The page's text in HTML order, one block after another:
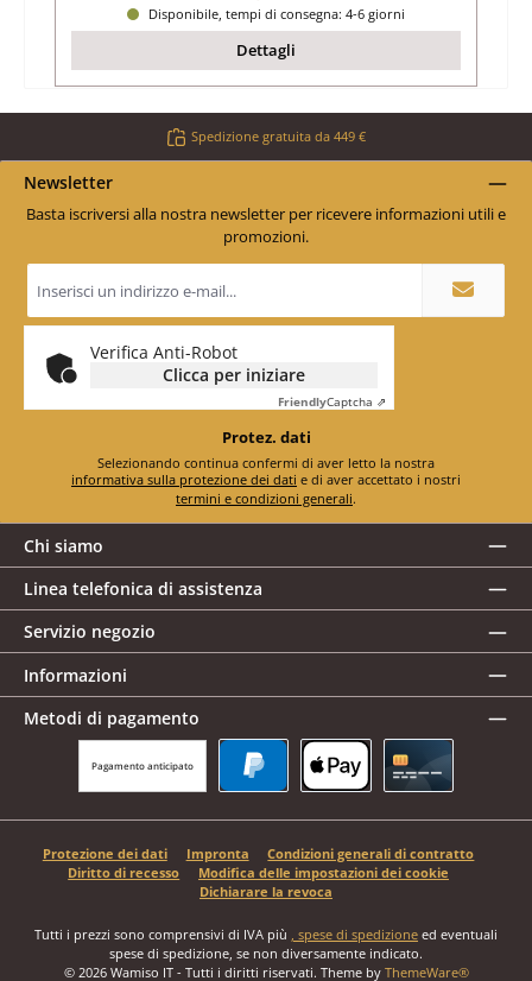
Disponibile, tempi di consegna: 4-6 giorni
Dettagli
Spedizione gratuita da 449 €
Newsletter
Basta iscriversi alla nostra newsletter per ricevere informazioni utili e
promozioni.
e-
mail
*
Verifica Anti-Robot
Clicca per iniziare
FriendlyCaptcha ⇗
Protez. dati
informativa sulla protezione dei dati
termini e condizioni generali.
Chi siamo
Linea telefonica di assistenza
Servizio negozio
Informazioni
Metodi di pagamento
Pagamento anticipato
Protezione dei dati Impronta
Condizioni generali di contratto
Diritto di recesso
Modifica delle impostazioni dei cookie
Dichiarare la revoca
Tutti i prezzi sono comprensivi di IVA più , spese di spedizione ed eventuali
spese di spedizione, se non diversamente indicato.
© 2026 Wamiso IT - Tutti i diritti riservati. Theme by ThemeWare®